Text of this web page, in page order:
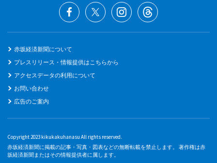
赤坂経済新聞について
プレスリリース・情報提供はこちらから
アクセスデータの利用について
お問い合わせ
広告のご案内
Copyright 2023 kikukakuhanasu All rights reserved.
赤坂経済新聞に掲載の記事・写真・図表などの無断転載を禁止します。 著作権は赤
坂経済新聞またはその情報提供者に属します。